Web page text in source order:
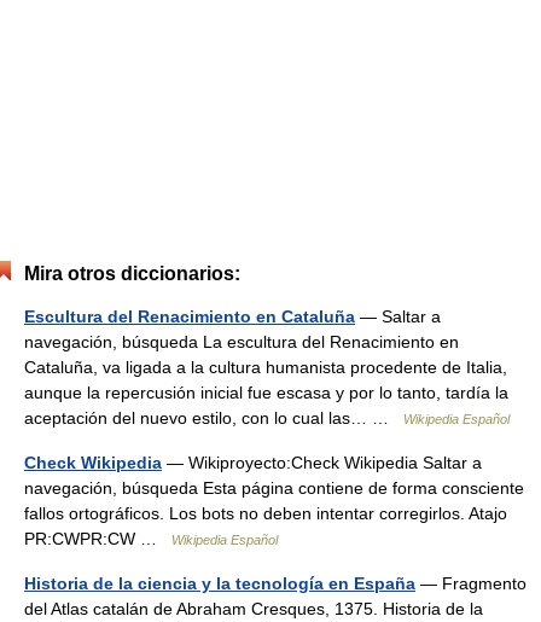
Mira otros diccionarios:
Escultura del Renacimiento en Cataluña — Saltar a
navegación, búsqueda La escultura del Renacimiento en
Cataluña, va ligada a la cultura humanista procedente de Italia,
aunque la repercusión inicial fue escasa y por lo tanto, tardía la
aceptación del nuevo estilo, con lo cual las… …
Wikipedia Español
Check Wikipedia — Wikiproyecto:Check Wikipedia Saltar a
navegación, búsqueda Esta página contiene de forma consciente
fallos ortográficos. Los bots no deben intentar corregirlos. Atajo
PR:CWPR:CW …
Wikipedia Español
Historia de la ciencia y la tecnología en España — Fragmento
del Atlas catalán de Abraham Cresques, 1375. Historia de la